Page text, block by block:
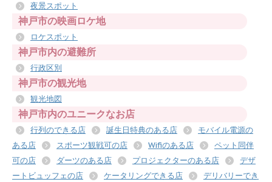
夜景スポット
神戸市の映画ロケ地
ロケスポット
神戸市内の避難所
行政区別
神戸市の観光地
観光地図
神戸市内のユニークなお店
行列のできる店 誕生日特典のある店
モバイル電源の
ある店
スポーツ観戦可の店 Wifiのある店
ペット同伴
可の店
ダーツのある店 プロジェクターのある店
デザ
ートビュッフェの店
ケータリングできる店
デリバリーでき